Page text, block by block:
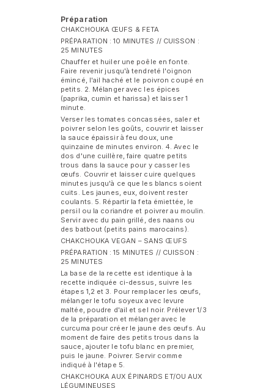
Préparation
CHAKCHOUKA ŒUFS & FETA
PRÉPARATION : 10 MINUTES // CUISSON :
25 MINUTES
Chauffer et huiler une poêle en fonte.
Faire revenir jusqu'à tendreté l'oignon
émincé, l'ail haché et le poivron coupé en
petits. 2. Mélanger avec les épices
(paprika, cumin et harissa) et laisser 1
minute.
Verser les tomates concassées, saler et
poivrer selon les goûts, couvrir et laisser
la sauce épaissir à feu doux, une
quinzaine de minutes environ. 4. Avec le
dos d'une cuillère, faire quatre petits
trous dans la sauce pour y casser les
œufs. Couvrir et laisser cuire quelques
minutes jusqu'à ce que les blancs soient
cuits. Les jaunes, eux, doivent rester
coulants. 5. Répartir la feta émiettée, le
persil ou la coriandre et poivrer au moulin.
Servir avec du pain grillé, des naans ou
des batbout (petits pains marocains).
CHAKCHOUKA VEGAN – SANS ŒUFS
PRÉPARATION : 15 MINUTES // CUISSON :
25 MINUTES
La base de la recette est identique à la
recette indiquée ci-dessus, suivre les
étapes 1,2 et 3. Pour remplacer les œufs,
mélanger le tofu soyeux avec levure
maltée, poudre d'ail et sel noir. Prélever 1/3
de la préparation et mélanger avec le
curcuma pour créer le jaune des œufs. Au
moment de faire des petits trous dans la
sauce, ajouter le tofu blanc en premier,
puis le jaune. Poivrer. Servir comme
indiqué à l'étape 5.
CHAKCHOUKA AUX ÉPINARDS ET/OU AUX
LÉGUMINEUSES